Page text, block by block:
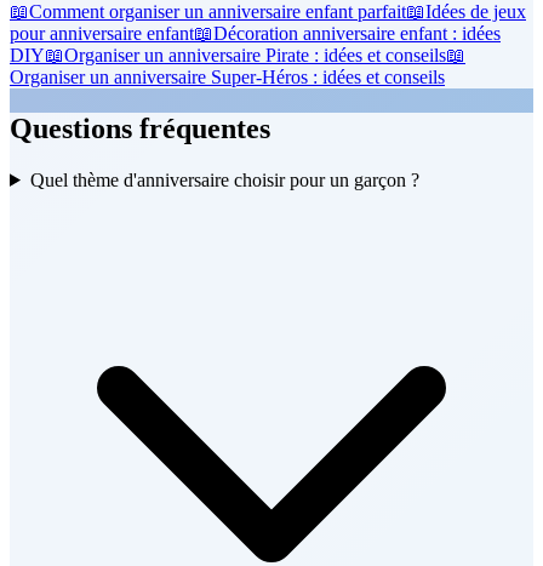
📖Comment organiser un anniversaire enfant parfait📖Idées de jeux
pour anniversaire enfant📖Décoration anniversaire enfant : idées
DIY📖Organiser un anniversaire Pirate : idées et conseils📖
Organiser un anniversaire Super-Héros : idées et conseils
Questions fréquentes
Quel thème d'anniversaire choisir pour un garçon ?